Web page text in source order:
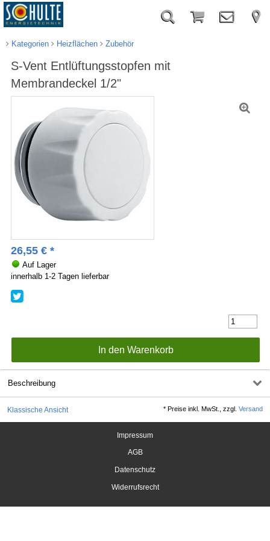
Kategorien Heizflächen Zubehör
S-Vent Entlüftungsstopfen mit
Membrandeckel 1/2"
26,55 €*
Auf Lager
innerhalb 1-2 Tagen lieferbar
Beschreibung
Klassische Ansicht *Preise inkl. MwSt., zzgl.Versand
Impressum
AGB
Datenschutz
Widerrufsrecht